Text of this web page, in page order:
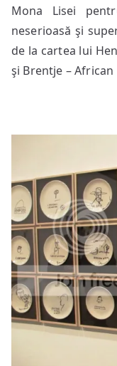
Mona Lisei
neserioasă şi
de la cartea lui
şi Brentje – African